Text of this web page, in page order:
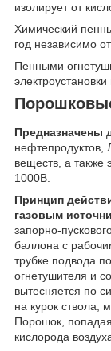
изолирует от
Химический
год независимо
Пенными
Предназначены
веществ, а также
1000В.
Принцип
газовым
запорно-
баллона с
трубке подвода
огнетушителя и
вытесняется по
на курок ствола,
Порошок,
кислорода